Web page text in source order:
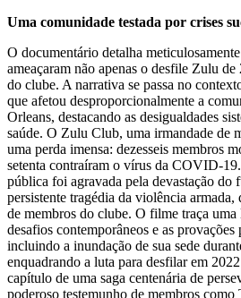
Uma comunidade testada por crises
O documentário detalha
ameaçaram não apenas o desfile Zulu
do clube. A narrativa se passa no
que afetou desproporcionalmente a
Orleans, destacando as desigualdades
saúde. O Zulu Club, uma irmandade de
uma perda imensa: dezesseis membros
setenta contraíram o vírus da COVID-19.
pública foi agravada pela devastação do
persistente tragédia da violência
de membros do clube. O filme traça uma
desafios contemporâneos e as provações
incluindo a inundação de sua sede
enquadrando a luta para desfilar em
capítulo de uma saga centenária de
poderoso testemunho de membros